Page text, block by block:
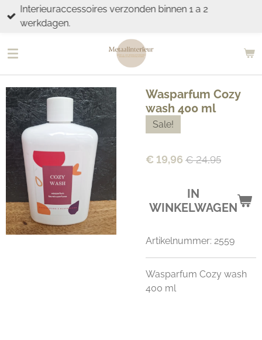
Ga
direct
de
Interieuraccessoires verzonden binnen 1 a 2
werkdagen.
Wasparfum Cozy
wash 400 ml
Sale!
€ 19,96 € 24,95
IN
WINKELWAGEN
Artikelnummer: 2559
Wasparfum Cozy wash
400 ml